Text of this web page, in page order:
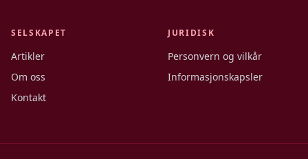
SELSKAPET
Artikler
Om oss
Kontakt
JURIDISK
Personvern og vilkår
Informasjonskapsler